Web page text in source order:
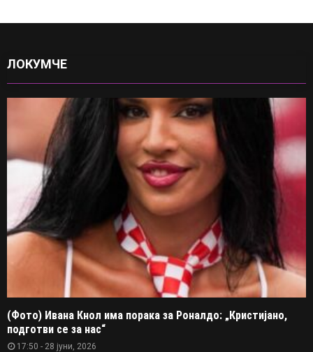
ЛОКУМЧЕ
(Фото) Ивана Кнол има порака за Роналдо: „Кристијано,
подготви се за нас“
17:50 - 28 јуни, 2026